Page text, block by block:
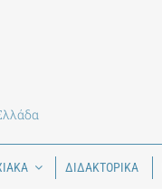
ΔΙΔΑΚΤΟΡΙΚΑ